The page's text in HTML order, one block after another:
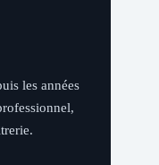
les années